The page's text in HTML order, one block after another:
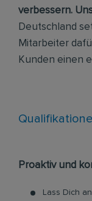
verbessern.
Deutschland
Mitarbeiter
Kunden einen
Proaktiv und
Lass Dich